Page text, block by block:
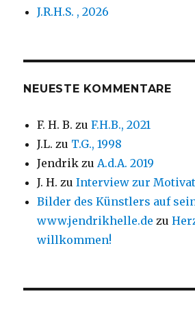
J.R.H.S. , 2026
NEUESTE KOMMENTARE
F. H. B. zuF.H.B., 2021
J.L. zu T.G., 1998
Jendrik zu A.d.A. 2019
J. H. zuInterview zur
Bilder des Künstlers auf
www.jendrikhelle.de zu
willkommen!